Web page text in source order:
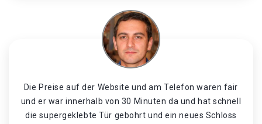
Die Preise auf der Website und am Telefon waren fair
und er war innerhalb von 30 Minuten da und hat schnell
die supergeklebte Tür gebohrt und ein neues Schloss